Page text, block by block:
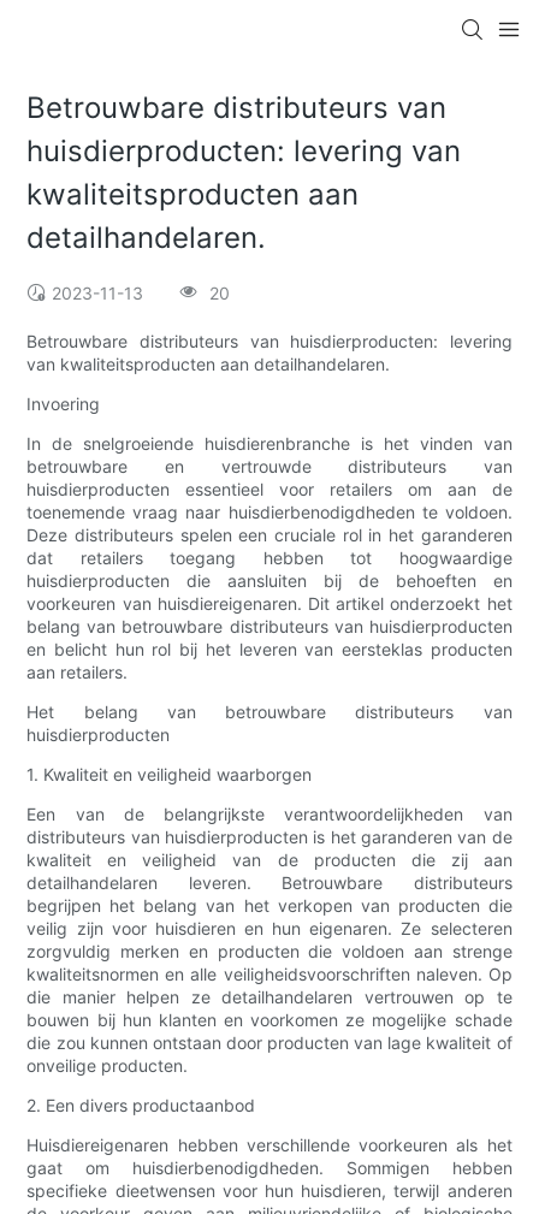
Betrouwbare distributeurs van
huisdierproducten: levering van
kwaliteitsproducten aan
detailhandelaren.
2023-11-13 20
Betrouwbare distributeurs van huisdierproducten: levering
van kwaliteitsproducten aan detailhandelaren.
Invoering
In de snelgroeiende huisdierenbranche is het vinden van
betrouwbare en vertrouwde distributeurs van
huisdierproducten essentieel voor retailers om aan de
toenemende vraag naar huisdierbenodigdheden te voldoen.
Deze distributeurs spelen een cruciale rol in het garanderen
dat retailers toegang hebben tot hoogwaardige
huisdierproducten die aansluiten bij de behoeften en
voorkeuren van huisdiereigenaren. Dit artikel onderzoekt het
belang van betrouwbare distributeurs van huisdierproducten
en belicht hun rol bij het leveren van eersteklas producten
aan retailers.
Het belang van betrouwbare distributeurs van
huisdierproducten
1. Kwaliteit en veiligheid waarborgen
Een van de belangrijkste verantwoordelijkheden van
distributeurs van huisdierproducten is het garanderen van de
kwaliteit en veiligheid van de producten die zij aan
detailhandelaren leveren. Betrouwbare distributeurs
begrijpen het belang van het verkopen van producten die
veilig zijn voor huisdieren en hun eigenaren. Ze selecteren
zorgvuldig merken en producten die voldoen aan strenge
kwaliteitsnormen en alle veiligheidsvoorschriften naleven. Op
die manier helpen ze detailhandelaren vertrouwen op te
bouwen bij hun klanten en voorkomen ze mogelijke schade
die zou kunnen ontstaan ​​door producten van lage kwaliteit of
onveilige producten.
2. Een divers productaanbod
Huisdiereigenaren hebben verschillende voorkeuren als het
gaat om huisdierbenodigdheden. Sommigen hebben
specifieke dieetwensen voor hun huisdieren, terwijl anderen